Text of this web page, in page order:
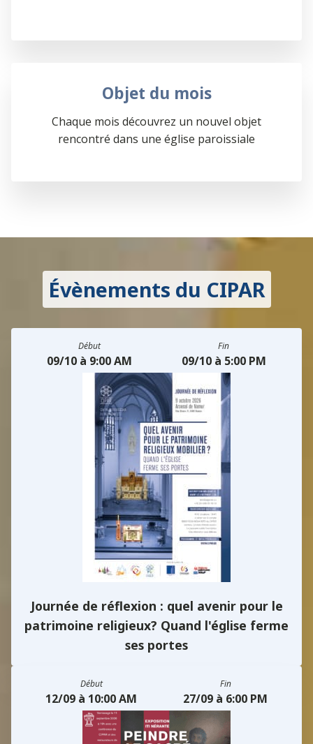
Objet du mois
Chaque mois découvrez un nouvel objet
rencontré dans une église paroissiale
Évènements du CIPAR
Début
09/10 à 9:00 AM
Fin
09/10 à 5:00 PM
Journée de réflexion : quel avenir pour le
patrimoine religieux? Quand l'église ferme
ses portes
Début
12/09 à 10:00 AM
Fin
27/09 à 6:00 PM